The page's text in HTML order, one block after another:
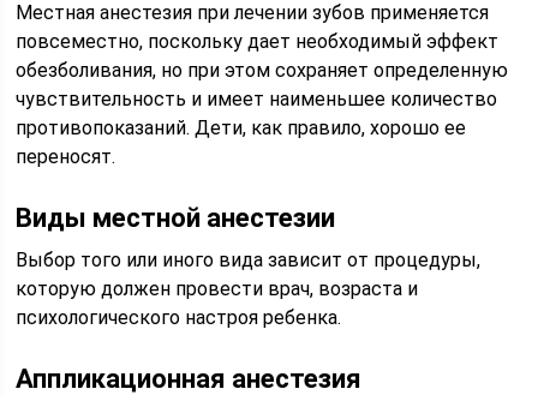
Местная анестезия при лечении зубов применяется
повсеместно, поскольку дает необходимый эффект
обезболивания, но при этом сохраняет определенную
чувствительность и имеет наименьшее количество
противопоказаний. Дети, как правило, хорошо ее
переносят.
Виды местной анестезии
Выбор того или иного вида зависит от процедуры,
которую должен провести врач, возраста и
психологического настроя ребенка.
Аппликационная анестезия